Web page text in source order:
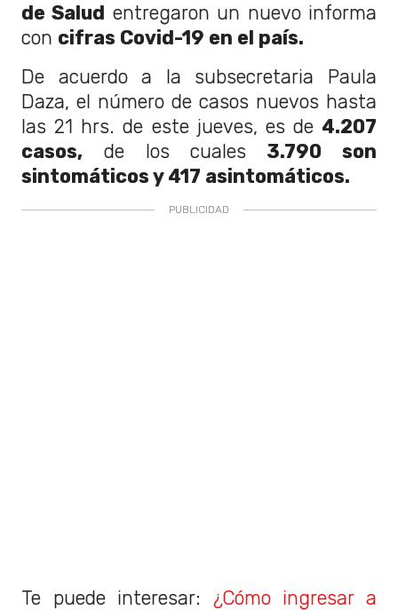
de Salud entregaron un nuevo informa
con cifras Covid-19 en el país.
De acuerdo a la subsecretaria Paula
Daza, el número de casos nuevos hasta
las 21 hrs. de este jueves, es de 4.207
casos, de los cuales 3.790 son
sintomáticos y 417 asintomáticos.
Te puede interesar: ¿Cómo ingresar a